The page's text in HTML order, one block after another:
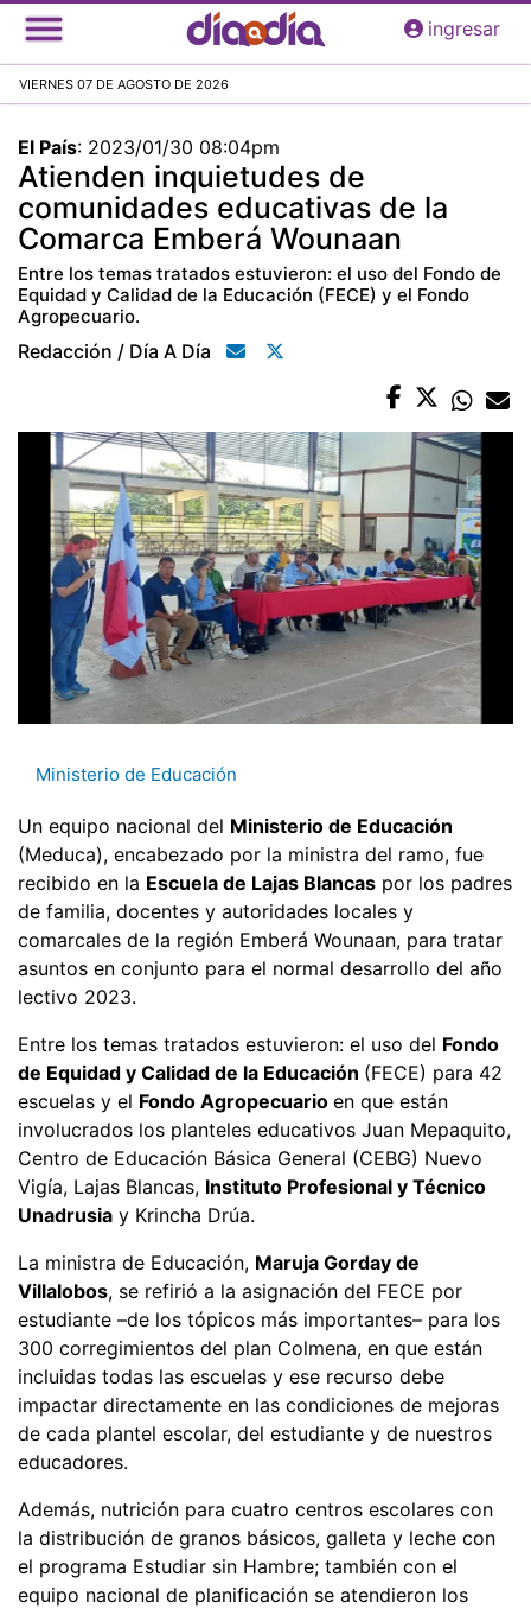
Pasar
al
principal
ingresar
VIERNES 07 DE AGOSTO DE 2026
El País: 2023/01/30 08:04pm
Atienden inquietudes de
comunidades educativas de la
Comarca Emberá Wounaan
Entre los temas tratados estuvieron: el uso del Fondo de
Equidad y Calidad de la Educación (FECE) y el Fondo
Agropecuario.
Redacción / Día A Día
Ministerio de Educación
Un equipo nacional del Ministerio de Educación
(Meduca), encabezado por la ministra del ramo, fue
recibido en la Escuela de Lajas Blancas por los padres
de familia, docentes y autoridades locales y
comarcales de la región Emberá Wounaan, para tratar
asuntos en conjunto para el normal desarrollo del año
lectivo 2023.
Entre los temas tratados estuvieron: el uso del Fondo
de Equidad y Calidad de la Educación (FECE) para 42
escuelas y el Fondo Agropecuario en que están
involucrados los planteles educativos Juan Mepaquito,
Centro de Educación Básica General (CEBG) Nuevo
Vigía, Lajas Blancas, Instituto Profesional y Técnico
Unadrusia y Krincha Drúa.
La ministra de Educación, Maruja Gorday de
Villalobos, se refirió a la asignación del FECE por
estudiante –de los tópicos más importantes– para los
300 corregimientos del plan Colmena, en que están
incluidas todas las escuelas y ese recurso debe
impactar directamente en las condiciones de mejoras
de cada plantel escolar, del estudiante y de nuestros
educadores.
Además, nutrición para cuatro centros escolares con
la distribución de granos básicos, galleta y leche con
el programa Estudiar sin Hambre; también con el
equipo nacional de planificación se atendieron los